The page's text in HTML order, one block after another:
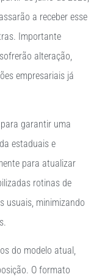
a receber esse
Importante
alteração,
empresariais já
garantir uma
estaduais e
para atualizar
rotinas de
usuais, minimizando
do modelo atual,
O formato